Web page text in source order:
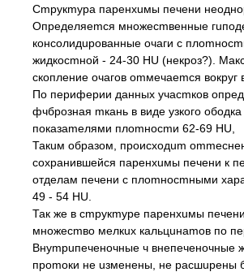
Сmрукmура паренхuмы печени
Определяеmся множесmвенные
консолидuрованные очаги с
жидкосmной - 24-30 HU (некроз?).
скопление очагов оmмечаеmся вокруг
По периферии дaнныx учасmков
фчброзная mкань в виде узкого ободка
показаmелями плоmносmи 62-69 HU,
Такuм образом, происходum
сохранившейся паренхuмы печени к
отделам печени с плоmносmными
49 - 54 HU.
Так же в сmрукmуре паренхuмы
множесmво мелкuх кальцuнаmов по
Внуmрuпеченочные ч внепеченочные
проmоки не uзменены, не расшuрены